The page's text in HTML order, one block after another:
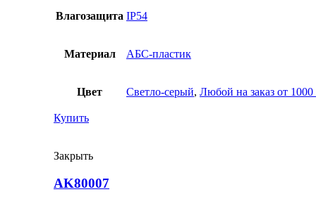
Влагозащита IP54
Материал АБС-пластик
Цвет Светло-серый, Любой на заказ от
Купить
Закрыть
AK80007